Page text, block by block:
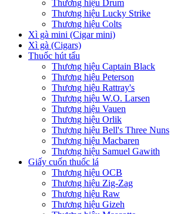
Thương hiệu Drum
Thương hiệu Lucky Strike
Thương hiệu Colts
Xì gà mini (Cigar mini)
Xì gà (Cigars)
Thuốc hút tẩu
Thương hiệu Captain Black
Thương hiệu Peterson
Thương hiệu Rattray's
Thương hiệu W.O. Larsen
Thương hiệu Vauen
Thương hiệu Orlik
Thương hiệu Bell's Three Nuns
Thương hiệu Macbaren
Thương hiệu Samuel Gawith
Giấy cuốn thuốc lá
Thương hiệu OCB
Thương hiệu Zig-Zag
Thương hiệu Raw
Thương hiệu Gizeh